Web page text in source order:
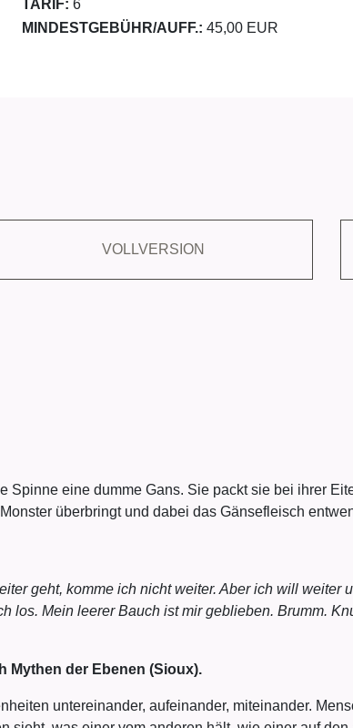
TARIF: 6
MINDESTGEBÜHR/AUFF.: 45,00 EUR
VOLLVERSION
Spinne eine dumme Gans. Sie packt sie bei ihrer
überbringt und dabei das Gänsefleisch
geht, komme ich nicht weiter. Aber ich will
los. Mein leerer Bauch ist mir geblieben. Brumm.
Mythen der Ebenen (Sioux).
untereinander, aufeinander, miteinander.